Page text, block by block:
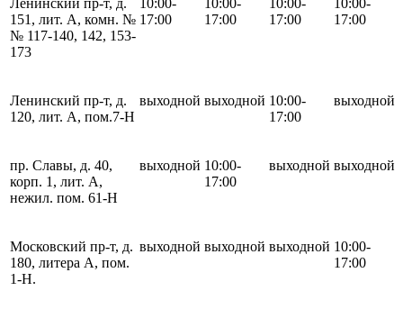
Ленинский пр-т, д.
151, лит. А, комн. №
№ 117-140, 142, 153-
173
10:00-
17:00
10:00-
17:00
10:00-
17:00
10:00-
17:00
Ленинский пр-т, д.
120, лит. А, пом.7-Н
выходной выходной 10:00-
17:00
выходной
пр. Славы, д. 40,
корп. 1, лит. А,
нежил. пом. 61-Н
выходной 10:00-
17:00
выходной выходной
Московский пр-т, д.
180, литера А, пом.
1-Н.
выходной выходной выходной 10:00-
17:00